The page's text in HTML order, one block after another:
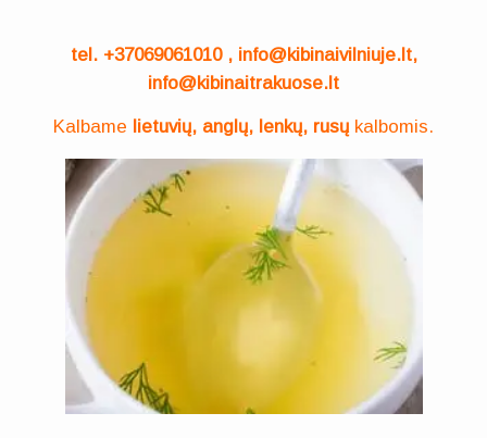
tel. +37069061010 , info@kibinaivilniuje.lt,
info@kibinaitrakuose.lt
Kalbame lietuvių, anglų, lenkų, rusų kalbomis.